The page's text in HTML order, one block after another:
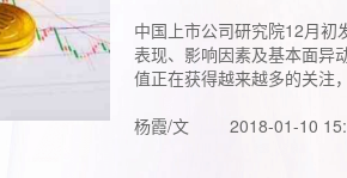
中国上市公司研究院12月初
表现、影响因素及基本面异
值正在获得越来越多的关注
杨霞/文
2018-01-10